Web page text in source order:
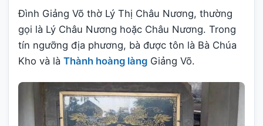
Đình Giảng Võ thờ Lý Thị Châu Nương, thường
gọi là Lý Châu Nương hoặc Châu Nương. Trong
tín ngưỡng địa phương, bà được tôn là Bà Chúa
Kho và là Thành hoàng làng Giảng Võ.